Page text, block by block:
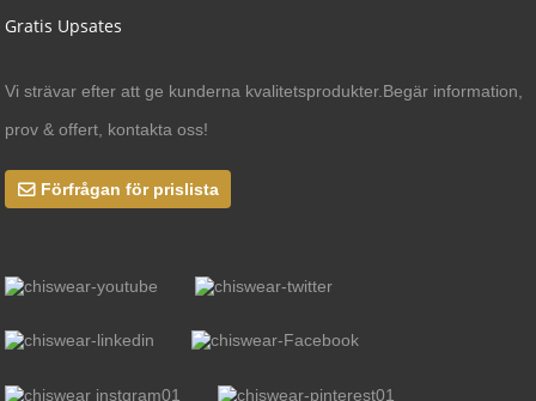
Gratis Upsates
Vi strävar efter att ge kunderna kvalitetsprodukter.Begär information,
prov & offert, kontakta oss!
Förfrågan för prislista